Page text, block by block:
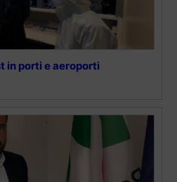
in porti e aeroporti